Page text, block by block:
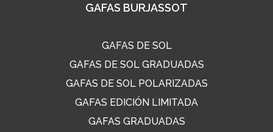
GAFAS BURJASSOT
GAFAS DE SOL
GAFAS DE SOL GRADUADAS
GAFAS DE SOL POLARIZADAS
GAFAS EDICIÓN LIMITADA
GAFAS GRADUADAS